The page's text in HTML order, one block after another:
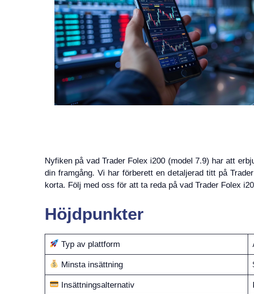
Nyfiken på vad Trader Folex i200 (model 7.9) har att
din framgång. Vi har förberett en detaljerad titt på
korta. Följ med oss för att ta reda på vad Trader Folex
Höjdpunkter
Typ av plattform
Minsta insättning
Insättningsalternativ